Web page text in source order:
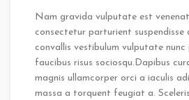
Nam gravida vulputate est
consectetur parturient
convallis vestibulum vulputate
faucibus risus sociosqu.Dapibus
magnis ullamcorper orci a iaculis
massa a torquent feugiat a.